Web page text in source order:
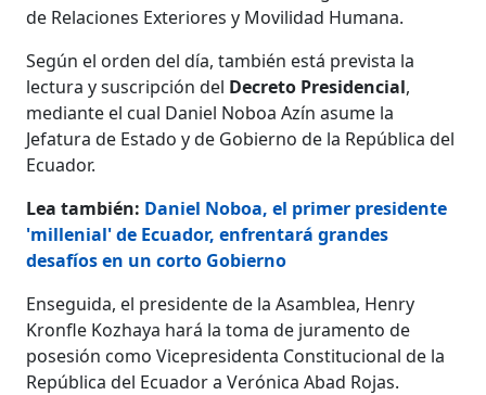
de Relaciones Exteriores y Movilidad Humana.
Según el orden del día, también está prevista la
lectura y suscripción del Decreto Presidencial,
mediante el cual Daniel Noboa Azín asume la
Jefatura de Estado y de Gobierno de la República del
Ecuador.
Lea también: Daniel Noboa, el primer presidente
'millenial' de Ecuador, enfrentará grandes
desafíos en un corto Gobierno
Enseguida, el presidente de la Asamblea, Henry
Kronfle Kozhaya hará la toma de juramento de
posesión como Vicepresidenta Constitucional de la
República del Ecuador a Verónica Abad Rojas.